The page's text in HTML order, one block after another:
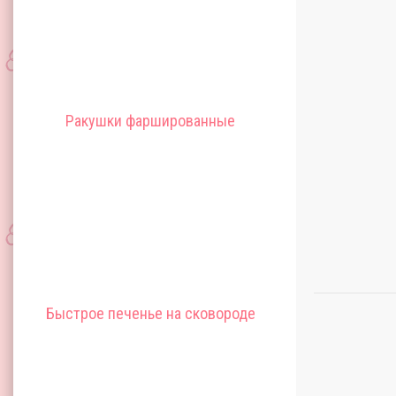
Ракушки фаршированные
Быстрое печенье на сковороде